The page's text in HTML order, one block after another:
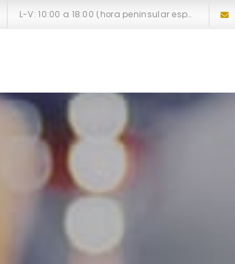
L-V: 10:00 a 18:00 (hora peninsular española)